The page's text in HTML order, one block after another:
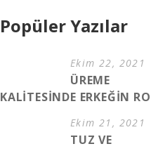
Popüler Yazılar
Ekim 22, 2021
ÜREME
KALİTESİNDE ERKEĞİN
Ekim 21, 2021
TUZ VE